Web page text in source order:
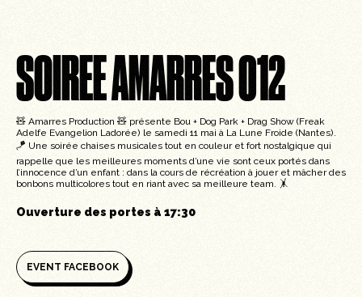
SOIREE AMARRES 012
🧸 Amarres Production 🧸 présente Bou + Dog Park + Drag Show (Freak
Adelfe Evangelion Ladorée) le samedi 11 mai à La Lune Froide (Nantes).
🪁 Une soirée chaises musicales tout en couleur et fort nostalgique qui
rappelle que les meilleures moments d’une vie sont ceux portés dans
l’innocence d’un enfant : dans la cours de récréation à jouer et mâcher des
bonbons multicolores tout en riant avec sa meilleure team. 🤸
Ouverture des portes à 17:30
EVENT FACEBOOK